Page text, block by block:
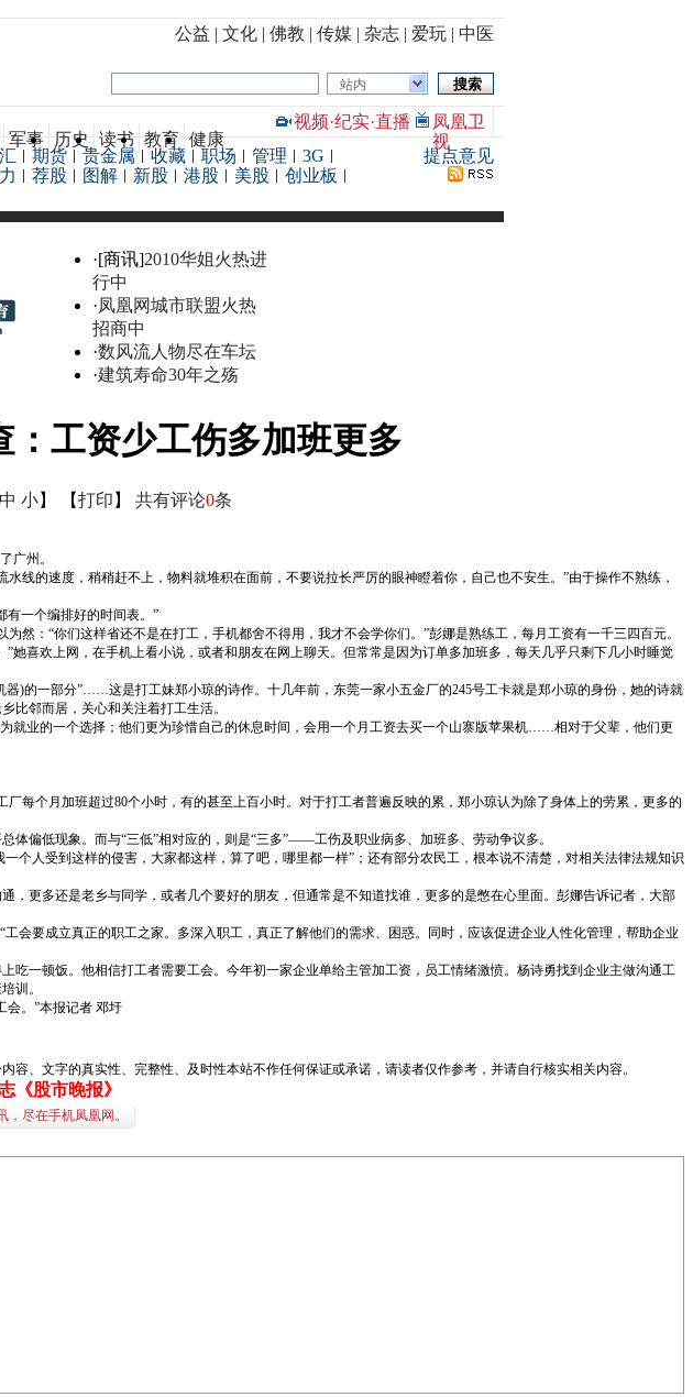
公益 | 文化 | 佛教 | 传媒 | 杂志 | 爱玩 | 中医
站内
军事 历史 读书 教育 健康
视频·纪实·直播
凤凰卫
视
期货 贵金属 收藏 职场 管理
3G
荐股 图解 新股 港股 美股
创业板
提点意见
·[商讯]2010华姐火热进
行中
·凤凰网城市联盟火热
招商中
·数风流人物尽在车坛
·建筑寿命30年之殇
工资少工伤多加班更多
中 小】 【打印 】 共有评论0条
广州。
线的速度，稍稍赶不上，物料就堆积在面前，不要说拉长严厉的眼神瞪着你，自己也不安生。”由于操作不熟练，
有一个编排好的时间表。”
：“你们这样省还不是在打工，手机都舍不得用，我才不会学你们。”彭娜是熟练工，每月工资有一千三四百元。
喜欢上网，在手机上看小说，或者和朋友在网上聊天。但常常是因为订单多加班多，每天几乎只剩下几小时睡觉
)的一部分”……这是打工妹郑小琼的诗作。十几年前，东莞一家小五金厂的245号工卡就是郑小琼的身份，她的诗就
比邻而居，关心和关注着打工生活。
就业的一个选择；他们更为珍惜自己的休息时间，会用一个月工资去买一个山寨版苹果机……相对于父辈，他们更
每个月加班超过80个小时，有的甚至上百小时。对于打工者普遍反映的累，郑小琼认为除了身体上的劳累，更多的
偏低现象。而与“三低”相对应的，则是“三多”——工伤及职业病多、加班多、劳动争议多。
个人受到这样的侵害，大家都这样，算了吧，哪里都一样”；还有部分农民工，根本说不清楚，对相关法律法规知识
更多还是老乡与同学，或者几个要好的朋友，但通常是不知道找谁，更多的是憋在心里面。彭娜告诉记者，大部
会要成立真正的职工之家。多深入职工，真正了解他们的需求、困惑。同时，应该促进企业人性化管理，帮助企业
一顿饭。他相信打工者需要工会。今年初一家企业单给主管加工资，员工情绪激愤。杨诗勇找到企业主做沟通工
训。
会。”本报记者 邓圩
、文字的真实性、完整性、及时性本站不作任何保证或承诺，请读者仅作参考，并请自行核实相关内容。
《股市晚报》
尽在手机凤凰网。